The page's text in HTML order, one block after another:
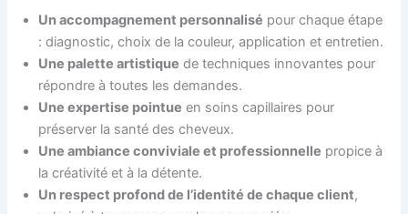
Un accompagnement personnalisé pour chaque étape
: diagnostic, choix de la couleur, application et entretien.
Une palette artistique de techniques innovantes pour
répondre à toutes les demandes.
Une expertise pointue en soins capillaires pour
préserver la santé des cheveux.
Une ambiance conviviale et professionnelle propice à
la créativité et à la détente.
Un respect profond de l’identité de chaque client,